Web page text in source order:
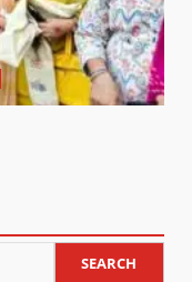
SEARCH